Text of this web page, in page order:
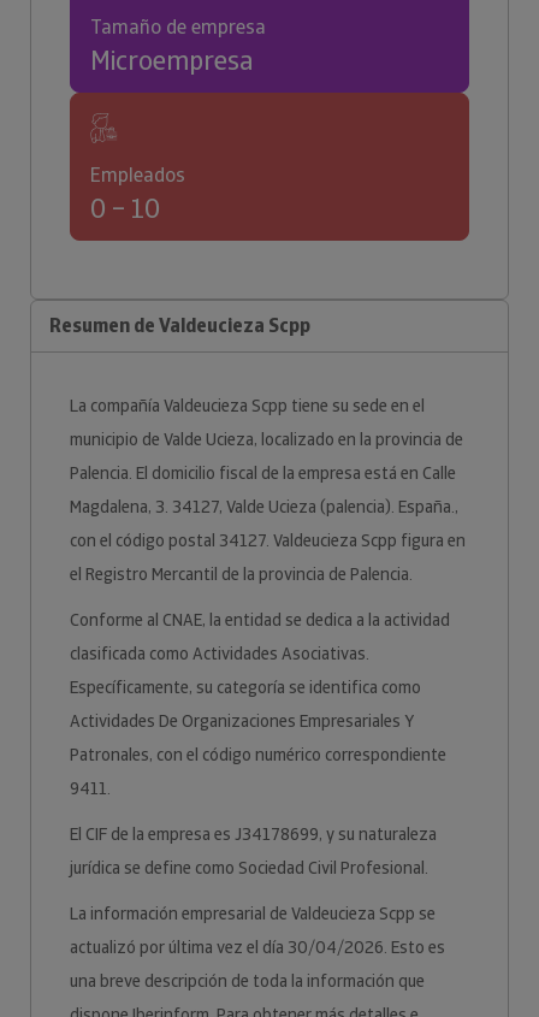
Tamaño de empresa
Microempresa
Empleados
0 – 10
Resumen de Valdeucieza Scpp
La compañía Valdeucieza Scpp tiene su sede en el
municipio de Valde Ucieza, localizado en la provincia de
Palencia. El domicilio fiscal de la empresa está en Calle
Magdalena, 3. 34127, Valde Ucieza (palencia). España.,
con el código postal 34127. Valdeucieza Scpp figura en
el Registro Mercantil de la provincia de Palencia.
Conforme al CNAE, la entidad se dedica a la actividad
clasificada como Actividades Asociativas.
Específicamente, su categoría se identifica como
Actividades De Organizaciones Empresariales Y
Patronales, con el código numérico correspondiente
9411.
El CIF de la empresa es J34178699, y su naturaleza
jurídica se define como Sociedad Civil Profesional.
La información empresarial de Valdeucieza Scpp se
actualizó por última vez el día 30/04/2026. Esto es
una breve descripción de toda la información que